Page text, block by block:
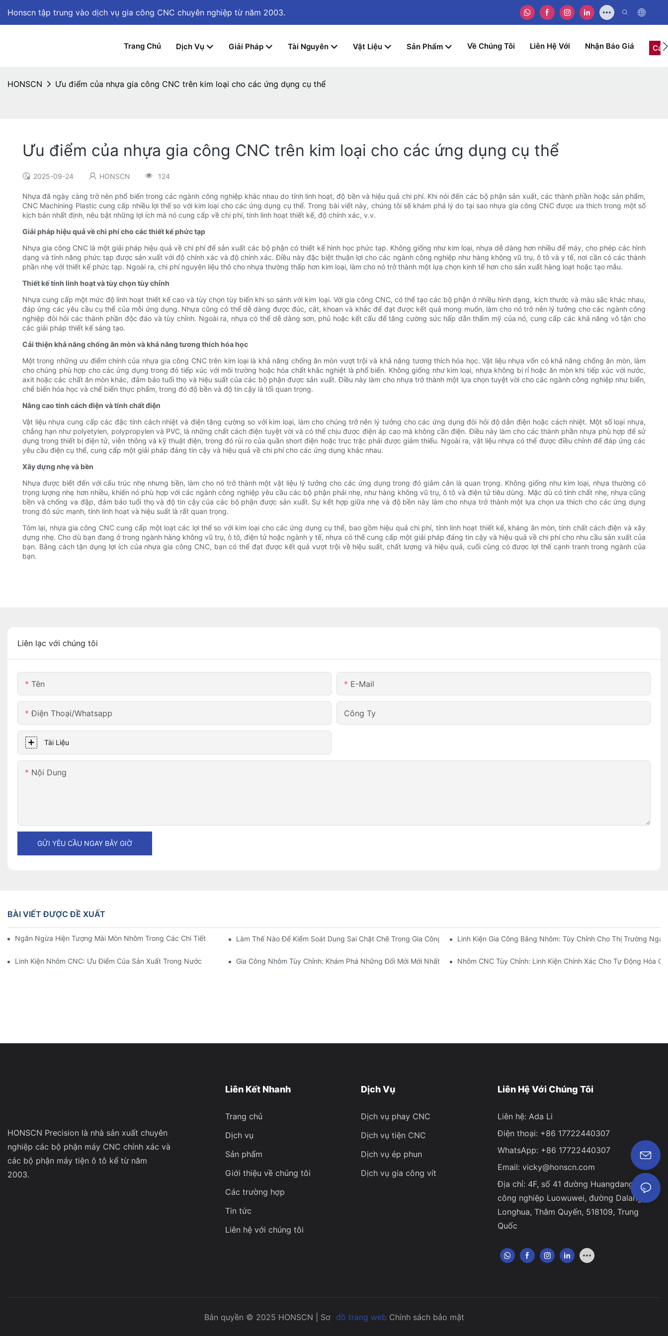
Honscn tập trung vào dịch vụ gia công CNC chuyên nghiệp từ năm 2003.
Trang Chủ Dịch Vụ Giải Pháp Tài Nguyên Vật Liệu Sản Phẩm Về Chúng Tôi Liên Hệ Với Nhận Báo Giá
HONSCN Ưu điểm của nhựa gia công CNC trên kim loại cho các ứng dụng cụ thể
Ưu điểm của nhựa gia công CNC trên kim loại cho các ứng dụng cụ thể
2025-09-24 HONSCN 124
Nhựa đã ngày càng trở nên phổ biến trong các ngành công nghiệp khác nhau do tính linh hoạt, độ bền và hiệu quả chi phí. Khi nói đến các bộ phận sản xuất, các thành phần hoặc sản phẩm,
CNC Machining Plastic cung cấp nhiều lợi thế so với kim loại cho các ứng dụng cụ thể. Trong bài viết này, chúng tôi sẽ khám phá lý do tại sao nhựa gia công CNC được ưa thích trong một số
kịch bản nhất định, nêu bật những lợi ích mà nó cung cấp về chi phí, tính linh hoạt thiết kế, độ chính xác, v.v.
Giải pháp hiệu quả về chi phí cho các thiết kế phức tạp
Nhựa gia công CNC là một giải pháp hiệu quả về chi phí để sản xuất các bộ phận có thiết kế hình học phức tạp. Không giống như kim loại, nhựa dễ dàng hơn nhiều để máy, cho phép các hình
dạng và tính năng phức tạp được sản xuất với độ chính xác và độ chính xác. Điều này đặc biệt thuận lợi cho các ngành công nghiệp như hàng không vũ trụ, ô tô và y tế, nơi cần có các thành
phần nhẹ với thiết kế phức tạp. Ngoài ra, chi phí nguyên liệu thô cho nhựa thường thấp hơn kim loại, làm cho nó trở thành một lựa chọn kinh tế hơn cho sản xuất hàng loạt hoặc tạo mẫu.
Thiết kế tính linh hoạt và tùy chọn tùy chỉnh
Nhựa cung cấp một mức độ linh hoạt thiết kế cao và tùy chọn tùy biến khi so sánh với kim loại. Với gia công CNC, có thể tạo các bộ phận ở nhiều hình dạng, kích thước và màu sắc khác nhau,
đáp ứng các yêu cầu cụ thể của mỗi ứng dụng. Nhựa cũng có thể dễ dàng được đúc, cắt, khoan và khắc để đạt được kết quả mong muốn, làm cho nó trở nên lý tưởng cho các ngành công
nghiệp đòi hỏi các thành phần độc đáo và tùy chỉnh. Ngoài ra, nhựa có thể dễ dàng sơn, phủ hoặc kết cấu để tăng cường sức hấp dẫn thẩm mỹ của nó, cung cấp các khả năng vô tận cho
các giải pháp thiết kế sáng tạo.
Cải thiện khả năng chống ăn mòn và khả năng tương thích hóa học
Một trong những ưu điểm chính của nhựa gia công CNC trên kim loại là khả năng chống ăn mòn vượt trội và khả năng tương thích hóa học. Vật liệu nhựa vốn có khả năng chống ăn mòn, làm
cho chúng phù hợp cho các ứng dụng trong đó tiếp xúc với môi trường hoặc hóa chất khắc nghiệt là phổ biến. Không giống như kim loại, nhựa không bị rỉ hoặc ăn mòn khi tiếp xúc với nước,
axit hoặc các chất ăn mòn khác, đảm bảo tuổi thọ và hiệu suất của các bộ phận được sản xuất. Điều này làm cho nhựa trở thành một lựa chọn tuyệt vời cho các ngành công nghiệp như biển,
chế biến hóa học và chế biến thực phẩm, trong đó độ bền và độ tin cậy là tối quan trọng.
Nâng cao tính cách điện và tính chất điện
Vật liệu nhựa cung cấp các đặc tính cách nhiệt và điện tăng cường so với kim loại, làm cho chúng trở nên lý tưởng cho các ứng dụng đòi hỏi độ dẫn điện hoặc cách nhiệt. Một số loại nhựa,
chẳng hạn như polyetylen, polypropylen và PVC, là những chất cách điện tuyệt vời và có thể chịu được điện áp cao mà không cần điện. Điều này làm cho các thành phần nhựa phù hợp để sử
dụng trong thiết bị điện tử, viễn thông và kỹ thuật điện, trong đó rủi ro của quần short điện hoặc trục trặc phải được giảm thiểu. Ngoài ra, vật liệu nhựa có thể được điều chỉnh để đáp ứng các
yêu cầu điện cụ thể, cung cấp một giải pháp đáng tin cậy và hiệu quả về chi phí cho các ứng dụng khác nhau.
Xây dựng nhẹ và bền
Nhựa được biết đến với cấu trúc nhẹ nhưng bền, làm cho nó trở thành một vật liệu lý tưởng cho các ứng dụng trong đó giảm cân là quan trọng. Không giống như kim loại, nhựa thường có
trọng lượng nhẹ hơn nhiều, khiến nó phù hợp với các ngành công nghiệp yêu cầu các bộ phận phải nhẹ, như hàng không vũ trụ, ô tô và điện tử tiêu dùng. Mặc dù có tính chất nhẹ, nhựa cũng
bền và chống va đập, đảm bảo tuổi thọ và độ tin cậy của các bộ phận được sản xuất. Sự kết hợp giữa nhẹ và độ bền này làm cho nhựa trở thành một lựa chọn ưa thích cho các ứng dụng
trong đó sức mạnh, tính linh hoạt và hiệu suất là rất quan trọng.
Tóm lại, nhựa gia công CNC cung cấp một loạt các lợi thế so với kim loại cho các ứng dụng cụ thể, bao gồm hiệu quả chi phí, tính linh hoạt thiết kế, kháng ăn mòn, tính chất cách điện và xây
dựng nhẹ. Cho dù bạn đang ở trong ngành hàng không vũ trụ, ô tô, điện tử hoặc ngành y tế, nhựa có thể cung cấp một giải pháp đáng tin cậy và hiệu quả về chi phí cho nhu cầu sản xuất của
bạn. Bằng cách tận dụng lợi ích của nhựa gia công CNC, bạn có thể đạt được kết quả vượt trội về hiệu suất, chất lượng và hiệu quả, cuối cùng có được lợi thế cạnh tranh trong ngành của
bạn.
Liên lạc với chúng tôi
Tên E-Mail
Điện Thoại/whatsapp Công Ty
Tài Liệu
Nội Dung
GỬI YÊU CẦU NGAY BÂY GIỜ
BÀI VIẾT ĐƯỢC ĐỀ XUẤT
Ngăn Ngừa Hiện Tượng Mài Mòn Nhôm Trong Các Chi Tiết Gia Công Chính Xác: Giải Pháp Thiết Kế, Dụng Cụ Và Lớp Phủ
Làm Thế Nào Để Kiểm Soát Dung Sai Chặt Chẽ Trong Gia Công CNC Thép Không Gỉ (304 So Với 316)
Linh Kiện Gia Công Bằng Nhôm: Tùy Chỉnh Cho Thị Trường
Linh Kiện Nhôm CNC: Ưu Điểm Của Sản Xuất Trong Nước Gia Công Nhôm Tùy Chỉnh: Khám Phá Những Đổi Mới Mới Nhất Của NgànhNhôm CNC Tùy Chỉnh: Linh Kiện Chính Xác Cho Tự Động Hóa
HONSCN Precision là nhà sản xuất chuyên
nghiệp các bộ phận máy CNC chính xác và
các bộ phận máy tiện ô tô kể từ năm
2003.
Liên Kết Nhanh
Trang chủ
Dịch vụ
Sản phẩm
Giới thiệu về chúng tôi
Các trường hợp
Tin tức
Liên hệ với chúng tôi
Dịch Vụ
Dịch vụ phay CNC
Dịch vụ tiện CNC
Dịch vụ ép phun
Dịch vụ gia công vít
Liên Hệ Với Chúng Tôi
Liên hệ: Ada Li
Điện thoại: +86 17722440307
WhatsApp: +86 17722440307
Email: vicky@honscn.com
Địa chỉ: 4F, ​​số 41 đường Huangdang, khu
công nghiệp Luowuwei, đường Dalang,
Longhua, Thâm Quyến, 518109, Trung
Quốc
Bản quyền © 2025 HONSCN | Sơ đồ trang web Chính sách bảo mật